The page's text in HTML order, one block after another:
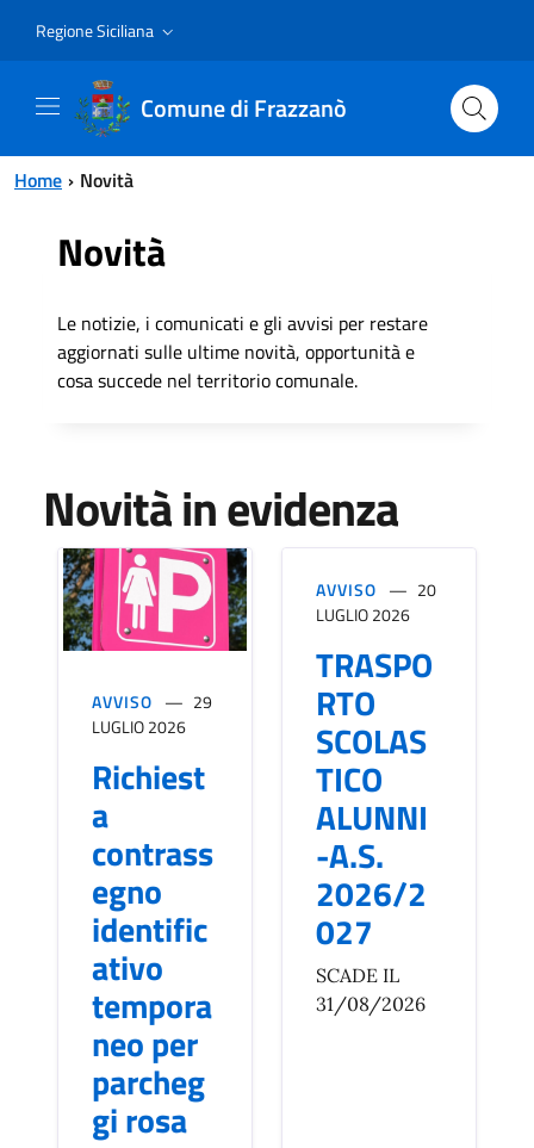
Regione Siciliana
Comune di Frazzanò
Home Novità
Novità
Le notizie, i comunicati e gli avvisi per restare
aggiornati sulle ultime novità, opportunità e
cosa succede nel territorio comunale.
Novità in evidenza
AVVISO
29
LUGLIO 2026
Richiest
a
contrass
egno
identific
ativo
tempora
neo per
parcheg
gi rosa
AVVISO
20
LUGLIO 2026
TRASPO
RTO
SCOLAS
TICO
ALUNNI
-A.S.
2026/2
027
SCADE IL
31/08/2026